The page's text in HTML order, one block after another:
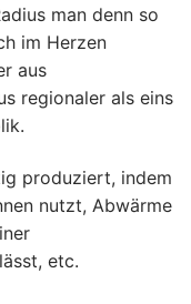
man denn so
im Herzen
aus
regionaler als eins
produziert, indem
nutzt, Abwärme
etc.